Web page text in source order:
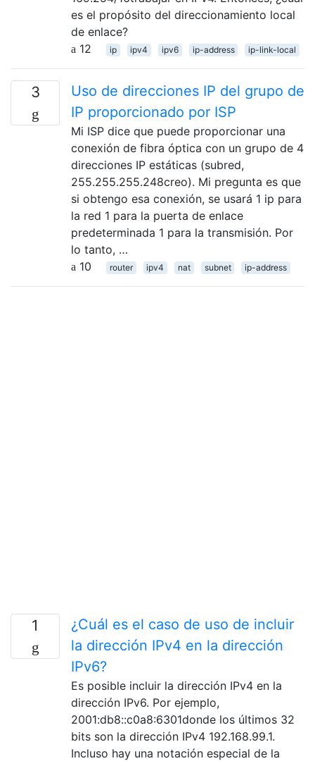
es el propósito del direccionamiento local
de enlace?
12
ip ipv4 ipv6 ip-address ip-link-local
3
Uso de direcciones IP del grupo de
IP proporcionado por ISP
Mi ISP dice que puede proporcionar una
conexión de fibra óptica con un grupo de 4
direcciones IP estáticas (subred,
255.255.255.248creo). Mi pregunta es que
si obtengo esa conexión, se usará 1 ip para
la red 1 para la puerta de enlace
predeterminada 1 para la transmisión. Por
lo tanto, …
10
router ipv4 nat subnet ip-address
1
¿Cuál es el caso de uso de incluir
la dirección IPv4 en la dirección
IPv6?
Es posible incluir la dirección IPv4 en la
dirección IPv6. Por ejemplo,
2001:db8::c0a8:6301donde los últimos 32
bits son la dirección IPv4 192.168.99.1.
Incluso hay una notación especial de la